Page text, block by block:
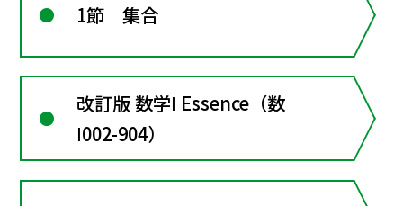
1節 集合
改訂版 数学Ⅰ Essence（数
Ⅰ002-904）